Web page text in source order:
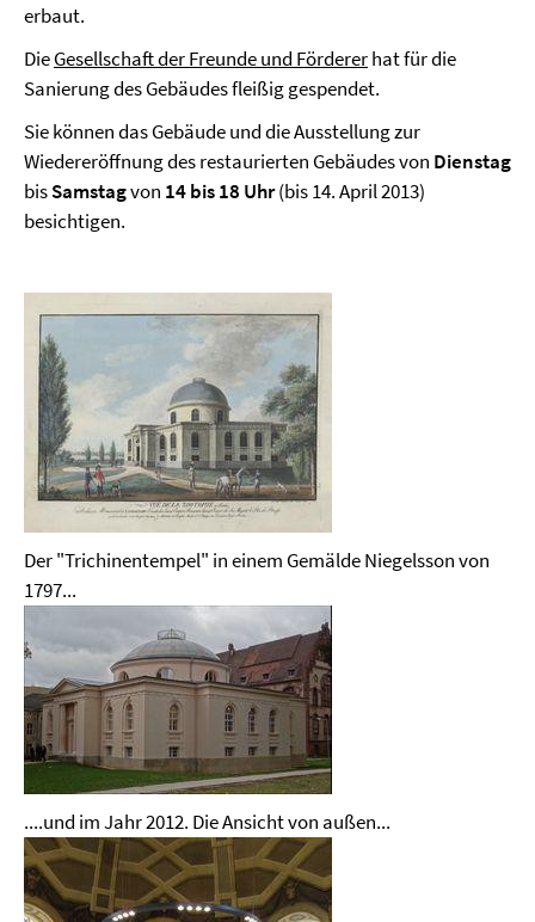
erbaut.
DieGesellschaft der Freunde und Fördererhat für die
Sanierung des Gebäudes fleißig gespendet.
Sie können das Gebäude und die Ausstellung zur
Wiedereröffnung des restaurierten Gebäudes von Dienstag
bisSamstagvon 14bis 18 Uhr(bis 14. April 2013)
besichtigen.
Der "Trichinentempel" in einem Gemälde Niegelsson von
1797...
....und im Jahr 2012. Die Ansicht von außen...